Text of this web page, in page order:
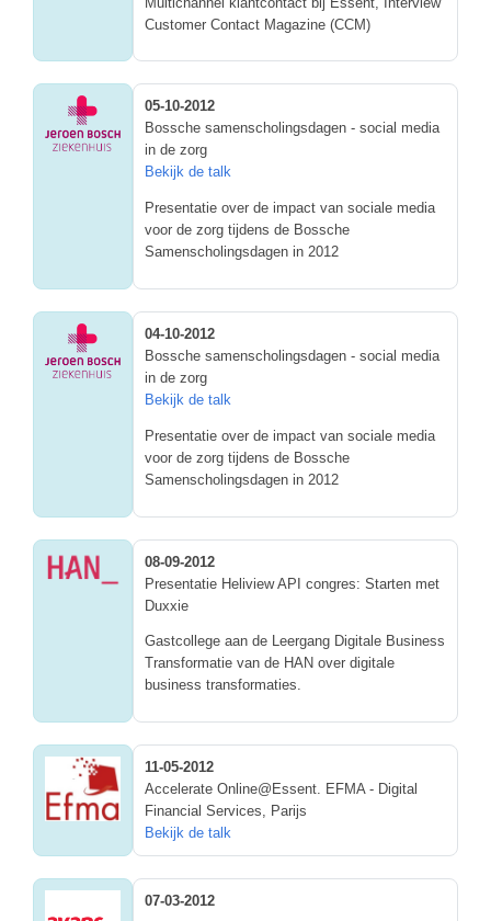
Customer Contact Magazine (CCM)
05-10-2012
Bossche samenscholingsdagen - social media
in de zorg
Bekijk de talk
Presentatie over de impact van sociale media
voor de zorg tijdens de Bossche
Samenscholingsdagen in 2012
04-10-2012
Bossche samenscholingsdagen - social media
in de zorg
Bekijk de talk
Presentatie over de impact van sociale media
voor de zorg tijdens de Bossche
Samenscholingsdagen in 2012
08-09-2012
Presentatie Heliview API congres: Starten met
Duxxie
Gastcollege aan de Leergang Digitale Business
Transformatie van de HAN over digitale
business transformaties.
11-05-2012
Accelerate Online@Essent. EFMA - Digital
Financial Services, Parijs
Bekijk de talk
07-03-2012